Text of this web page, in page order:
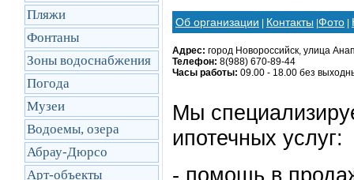
Пляжи
Фонтаны
Зоны водоснабжения
Погода
Музеи
Водоемы, озера
Абрау-Дюрсо
Арт-объекты
Об организации Контакты Фото
Адрес: город Новороссийск, улица
Телефон: 8(988) 670-89-44
Часы работы: 09.00 - 18.00 без
Мы
ипотечных услуг:
- помощь в